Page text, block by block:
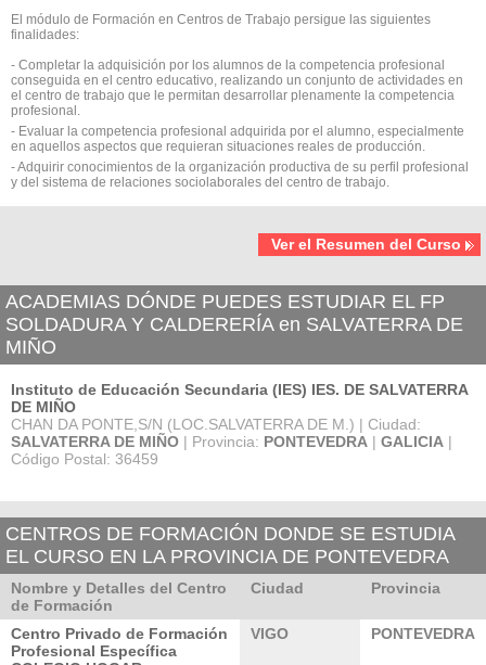
El módulo de Formación en Centros de Trabajo persigue las siguientes
finalidades:
- Completar la adquisición por los alumnos de la competencia profesional
conseguida en el centro educativo, realizando un conjunto de actividades en
el centro de trabajo que le permitan desarrollar plenamente la competencia
profesional.
- Evaluar la competencia profesional adquirida por el alumno, especialmente
en aquellos aspectos que requieran situaciones reales de producción.
- Adquirir conocimientos de la organización productiva de su perfil profesional
y del sistema de relaciones sociolaborales del centro de trabajo.
Ver el Resumen del Curso
ACADEMIAS DÓNDE PUEDES ESTUDIAR EL FP
SOLDADURA Y CALDERERÍA en SALVATERRA DE
MIÑO
Instituto de Educación Secundaria (IES) IES. DE SALVATERRA
DE MIÑO
CHAN DA PONTE,S/N (LOC.SALVATERRA DE M.) | Ciudad:
SALVATERRA DE MIÑO | Provincia: PONTEVEDRA | GALICIA |
Código Postal: 36459
CENTROS DE FORMACIÓN DONDE SE ESTUDIA
EL CURSO EN LA PROVINCIA DE PONTEVEDRA
Nombre y Detalles del Centro
de Formación
Ciudad Provincia
Centro Privado de Formación
Profesional Específica
VIGO PONTEVEDRA